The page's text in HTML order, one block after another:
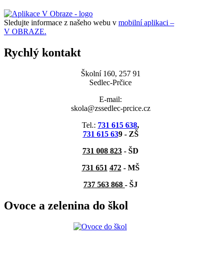
Sledujte informace z našeho webu v mobilní aplikaci –
V OBRAZE.
Rychlý kontakt
Školní 160, 257 91
Sedlec-Prčice
E-mail:
skola@zssedlec-prcice.cz
Tel.: 731 615 638,
731 615 639 - ZŠ
731 008 823 - ŠD
731 651 472- MŠ
737 563 868 - ŠJ
Ovoce a zelenina do škol